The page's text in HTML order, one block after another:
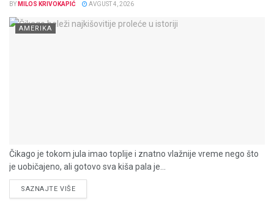
BY MILOS KRIVOKAPIĆ AVGUST 4, 2026
AMERIKA
Čikago je tokom jula imao toplije i znatno vlažnije vreme nego što
je uobičajeno, ali gotovo sva kiša pala je...
SAZNAJTE VIŠEDETAILS